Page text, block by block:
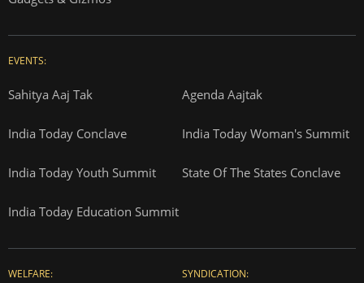
EVENTS:
Sahitya Aaj Tak Agenda Aajtak
India Today Conclave India Today Woman's Summit
India Today Youth Summit State Of The States Conclave
India Today Education Summit
WELFARE: SYNDICATION: